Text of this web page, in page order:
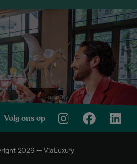
Volg ons op
2026 — ViaLuxury